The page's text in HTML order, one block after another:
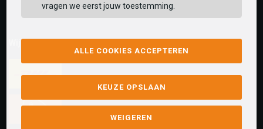
Wij versturen met:
vragen we eerst jouw toestemming.
ALLE COOKIES ACCEPTEREN
KEUZE OPSLAAN
WEIGEREN